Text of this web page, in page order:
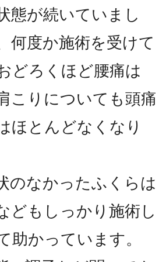
態が続いていまし
何度か施術を受けて
どろくほど腰痛は
こりについても頭痛
ほとんどなくなり
のなかったふくらは
どもしっかり施術し
助かっています。